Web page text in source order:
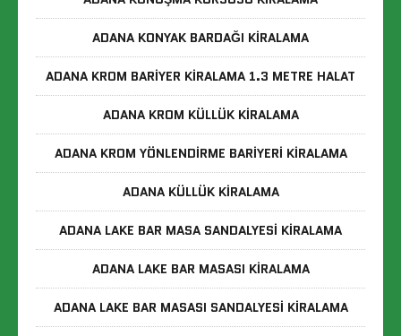
ADANA KONYAK BARDAĞI KIRALAMA
ADANA KROM BARIYER KIRALAMA 1.3 METRE HALAT
ADANA KROM KÜLLÜK KIRALAMA
ADANA KROM YÖNLENDIRME BARIYERI KIRALAMA
ADANA KÜLLÜK KIRALAMA
ADANA LAKE BAR MASA SANDALYESI KIRALAMA
ADANA LAKE BAR MASASI KIRALAMA
ADANA LAKE BAR MASASI SANDALYESI KIRALAMA